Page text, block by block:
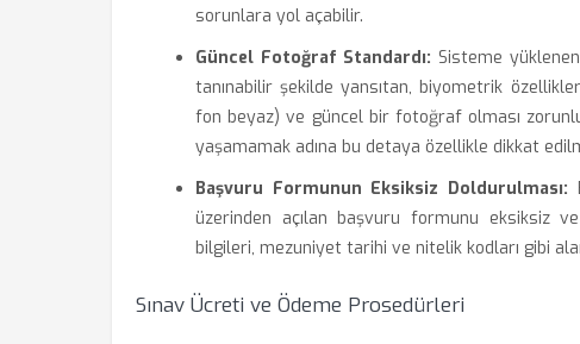
sorunlara yol açabilir.
Güncel Fotoğraf Standardı: Sisteme
tanınabilir şekilde yansıtan, biyometrik
fon beyaz) ve güncel bir fotoğraf olması
yaşamamak adına bu detaya özellikle dikkat
Başvuru Formunun Eksiksiz Doldurulması:
üzerinden açılan başvuru formunu eksiksiz
bilgileri, mezuniyet tarihi ve nitelik kodları gibi
Sınav Ücreti ve Ödeme Prosedürleri